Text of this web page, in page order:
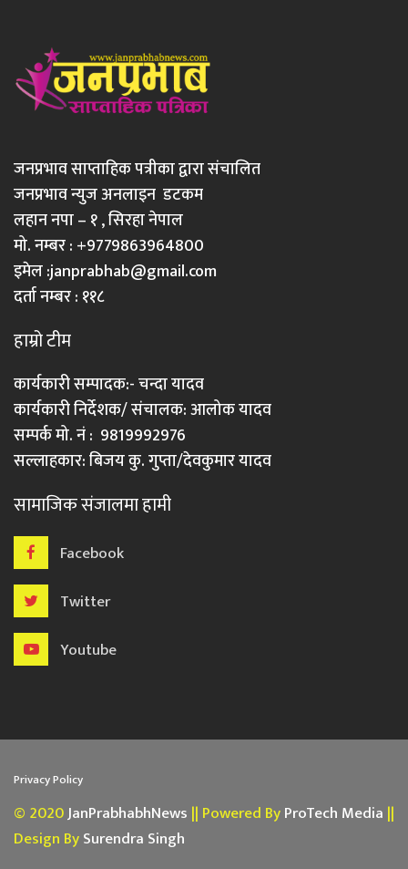
जनप्रभाव साप्ताहिक पत्रीका द्वारा संचालित
जनप्रभाव न्युज अनलाइन डटकम
लहान नपा – १ , सिरहा नेपाल
मो. नम्बर : +9779863964800
इमेल :janprabhab@gmail.com
दर्ता नम्बर : ११८
हाम्रो टीम
कार्यकारी सम्पादक:- चन्दा यादव
कार्यकारी निर्देशक/ संचालक: आलोक यादव
सम्पर्क मो. नं : 9819992976
सल्लाहकार: बिजय कु. गुप्ता/देवकुमार यादव
सामाजिक संजालमा हामी
Facebook
Twitter
Youtube
Privacy Policy
© 2020JanPrabhabhNews || Powered ByProTech Media ||
Design BySurendra Singh